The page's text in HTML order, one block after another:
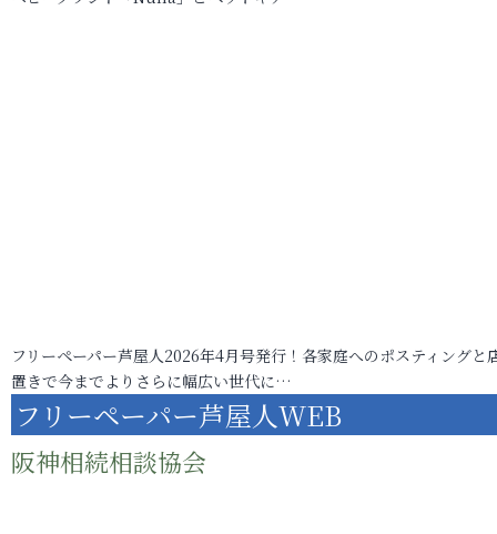
フリーペーパー芦屋人2026年4月号発行！各家庭へのポスティングと
置きで今までよりさらに幅広い世代に…
フリーペーパー芦屋人WEB
阪神相続相談協会